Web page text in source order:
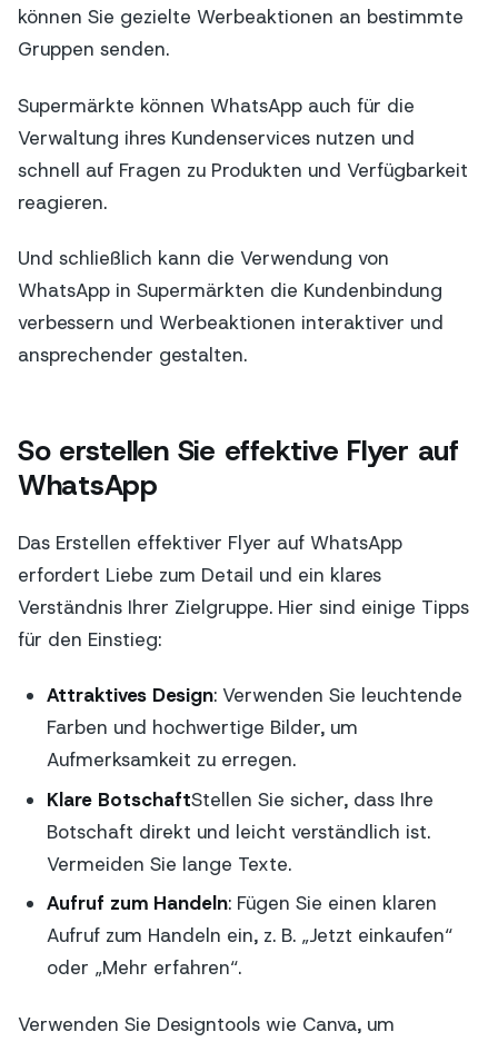
können Sie gezielte Werbeaktionen an bestimmte
Gruppen senden.
Supermärkte können WhatsApp auch für die
Verwaltung ihres Kundenservices nutzen und
schnell auf Fragen zu Produkten und Verfügbarkeit
reagieren.
Und schließlich kann die Verwendung von
WhatsApp in Supermärkten die Kundenbindung
verbessern und Werbeaktionen interaktiver und
ansprechender gestalten.
So erstellen Sie effektive Flyer auf
WhatsApp
Das Erstellen effektiver Flyer auf WhatsApp
erfordert Liebe zum Detail und ein klares
Verständnis Ihrer Zielgruppe. Hier sind einige Tipps
für den Einstieg:
Attraktives Design: Verwenden Sie leuchtende
Farben und hochwertige Bilder, um
Aufmerksamkeit zu erregen.
Klare BotschaftStellen Sie sicher, dass Ihre
Botschaft direkt und leicht verständlich ist.
Vermeiden Sie lange Texte.
Aufruf zum Handeln: Fügen Sie einen klaren
Aufruf zum Handeln ein, z. B. „Jetzt einkaufen“
oder „Mehr erfahren“.
Verwenden Sie Designtools wie Canva, um